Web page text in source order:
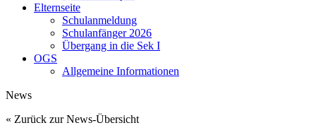
Elternseite
Schulanmeldung
Schulanfänger 2026
Übergang in die Sek I
OGS
Allgemeine Informationen
News
« Zurück zur News-Übersicht